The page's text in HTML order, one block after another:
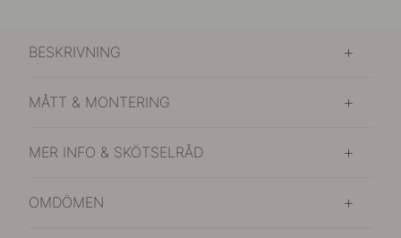
BESKRIVNING
MÅTT & MONTERING
MER INFO & SKÖTSELRÅD
OMDÖMEN